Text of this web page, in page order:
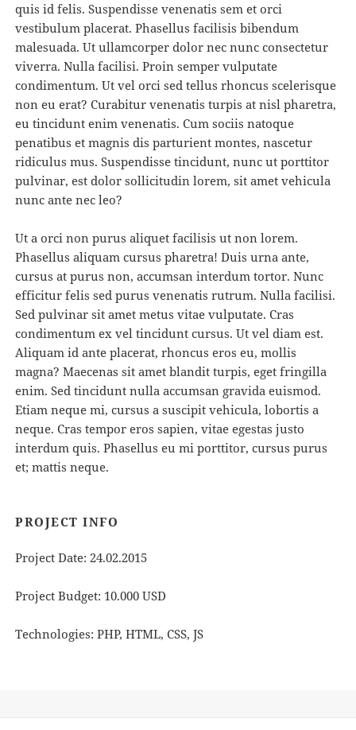
quis id felis. Suspendisse venenatis sem et orci
vestibulum placerat. Phasellus facilisis bibendum
malesuada. Ut ullamcorper dolor nec nunc consectetur
viverra. Nulla facilisi. Proin semper vulputate
condimentum. Ut vel orci sed tellus rhoncus scelerisque
non eu erat? Curabitur venenatis turpis at nisl pharetra,
eu tincidunt enim venenatis. Cum sociis natoque
penatibus et magnis dis parturient montes, nascetur
ridiculus mus. Suspendisse tincidunt, nunc ut porttitor
pulvinar, est dolor sollicitudin lorem, sit amet vehicula
nunc ante nec leo?
Ut a orci non purus aliquet facilisis ut non lorem.
Phasellus aliquam cursus pharetra! Duis urna ante,
cursus at purus non, accumsan interdum tortor. Nunc
efficitur felis sed purus venenatis rutrum. Nulla facilisi.
Sed pulvinar sit amet metus vitae vulputate. Cras
condimentum ex vel tincidunt cursus. Ut vel diam est.
Aliquam id ante placerat, rhoncus eros eu, mollis
magna? Maecenas sit amet blandit turpis, eget fringilla
enim. Sed tincidunt nulla accumsan gravida euismod.
Etiam neque mi, cursus a suscipit vehicula, lobortis a
neque. Cras tempor eros sapien, vitae egestas justo
interdum quis. Phasellus eu mi porttitor, cursus purus
et; mattis neque.
PROJECT INFO
Project Date: 24.02.2015
Project Budget: 10.000 USD
Technologies: PHP, HTML, CSS, JS